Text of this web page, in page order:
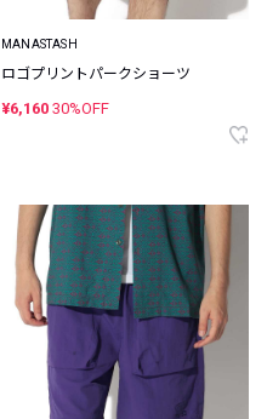
MANASTASH
ロゴプリントパークショーツ
¥6,160 30%OFF